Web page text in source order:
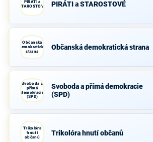
PIRÁTI a
STAROSTOVÉ
PIRÁTI a STAROSTOVÉ
Občanská
demokratická
strana
Občanská demokratická strana
Svoboda a
přímá
demokracie
(SPD)
Svoboda a přímá demokracie
(SPD)
Trikolóra
hnutí
občanů
Trikolóra hnutí občanů